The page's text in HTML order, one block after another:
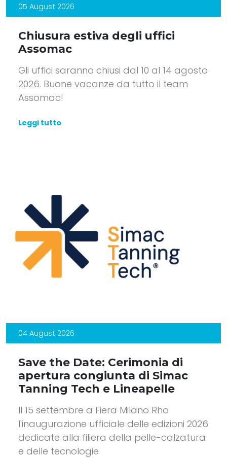
05 August 2026
Chiusura estiva degli uffici
Assomac
Gli uffici saranno chiusi dal 10 al 14 agosto
2026. Buone vacanze da tutto il team
Assomac!
Leggi tutto
04 August 2026
Save the Date: Cerimonia di
apertura congiunta di Simac
Tanning Tech e Lineapelle
Il 15 settembre a Fiera Milano Rho
l'inaugurazione ufficiale delle edizioni 2026
dedicate alla filiera della pelle-calzatura
e delle tecnologie